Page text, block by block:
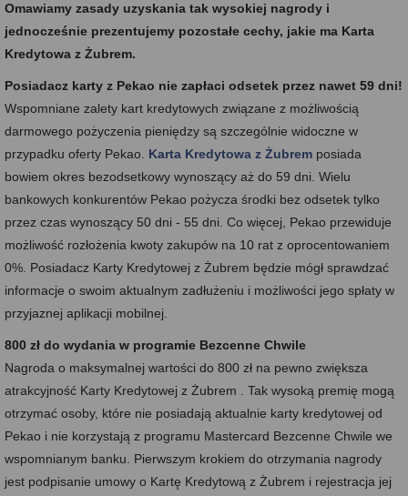
Omawiamy zasady uzyskania tak wysokiej nagrody i
jednocześnie prezentujemy pozostałe cechy, jakie ma Karta
Kredytowa z Żubrem.
Posiadacz karty z Pekao nie zapłaci odsetek przez nawet 59 dni!
Wspomniane zalety kart kredytowych związane z możliwością
darmowego pożyczenia pieniędzy są szczególnie widoczne w
przypadku oferty Pekao. Karta Kredytowa z Żubrem posiada
bowiem okres bezodsetkowy wynoszący aż do 59 dni. Wielu
bankowych konkurentów Pekao pożycza środki bez odsetek tylko
przez czas wynoszący 50 dni - 55 dni. Co więcej, Pekao przewiduje
możliwość rozłożenia kwoty zakupów na 10 rat z oprocentowaniem
0%. Posiadacz Karty Kredytowej z Żubrem będzie mógł sprawdzać
informacje o swoim aktualnym zadłużeniu i możliwości jego spłaty w
przyjaznej aplikacji mobilnej.
800 zł do wydania w programie Bezcenne Chwile
Nagroda o maksymalnej wartości do 800 zł na pewno zwiększa
atrakcyjność Karty Kredytowej z Żubrem . Tak wysoką premię mogą
otrzymać osoby, które nie posiadają aktualnie karty kredytowej od
Pekao i nie korzystają z programu Mastercard Bezcenne Chwile we
wspomnianym banku. Pierwszym krokiem do otrzymania nagrody
jest podpisanie umowy o Kartę Kredytową z Żubrem i rejestracja jej